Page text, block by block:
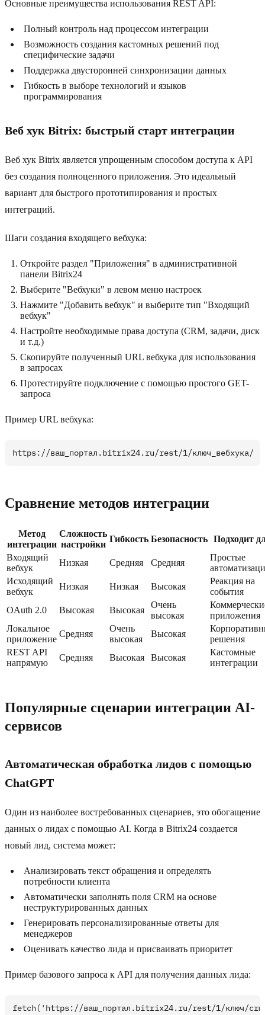
Основные преимущества использования REST API:
Полный контроль над процессом интеграции
Возможность создания кастомных решений под
специфические задачи
Поддержка двусторонней синхронизации данных
Гибкость в выборе технологий и языков
программирования
Веб хук Bitrix: быстрый старт интеграции
Веб хук Bitrix является упрощенным способом доступа к API
без создания полноценного приложения. Это идеальный
вариант для быстрого прототипирования и простых
интеграций.
Шаги создания входящего вебхука:
Откройте раздел "Приложения" в административной
панели Bitrix24
Выберите "Вебхуки" в левом меню настроек
Нажмите "Добавить вебхук" и выберите тип "Входящий
вебхук"
Настройте необходимые права доступа (CRM, задачи, диск
и т.д.)
Скопируйте полученный URL вебхука для использования
в запросах
Протестируйте подключение с помощью простого GET-
запроса
Пример URL вебхука:
Сравнение методов интеграции
Метод
интеграции
Сложность
настройки
Гибкость Безопасность Подходит
Входящий
вебхук
Низкая Средняя Средняя
Простые
Исходящий
вебхук
Низкая Низкая Высокая
Реакция на
события
OAuth 2.0
Высокая Высокая
Очень
высокая
приложения
Локальное
приложение
Средняя
Очень
высокая
Высокая
решения
REST API
напрямую
Средняя Высокая Высокая
Кастомные
интеграции
Популярные сценарии интеграции AI-
сервисов
Автоматическая обработка лидов с помощью
ChatGPT
Один из наиболее востребованных сценариев, это обогащение
данных о лидах с помощью AI. Когда в Bitrix24 создается
новый лид, система может:
Анализировать текст обращения и определять
потребности клиента
Автоматически заполнять поля CRM на основе
неструктурированных данных
Генерировать персонализированные ответы для
менеджеров
Оценивать качество лида и присваивать приоритет
Пример базового запроса к API для получения данных лида:
fetch('https://ваш_портал.bitrix24.ru/rest/1/ключ/